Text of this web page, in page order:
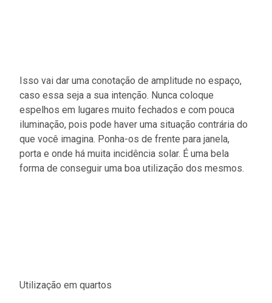
Isso vai dar uma conotação de amplitude no espaço,
caso essa seja a sua intenção. Nunca coloque
espelhos em lugares muito fechados e com pouca
iluminação, pois pode haver uma situação contrária do
que você imagina. Ponha-os de frente para janela,
porta e onde há muita incidência solar. É uma bela
forma de conseguir uma boa utilização dos mesmos.
Utilização em quartos